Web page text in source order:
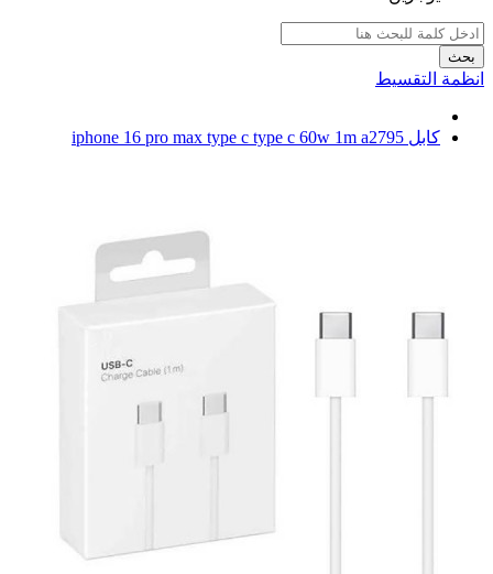
بحث
انظمة التقسيط
كابل iphone 16 pro max type c type c 60w 1m a2795